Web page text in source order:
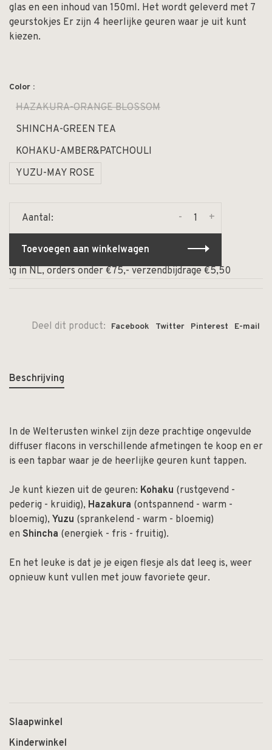
glas en een inhoud van 150ml. Het wordt geleverd met 7
geurstokjes Er zijn 4 heerlijke geuren waar je uit kunt
kiezen.
Color :
HAZAKURA-ORANGE BLOSSOM
SHINCHA-GREEN TEA
KOHAKU-AMBER&PATCHOULI
YUZU-MAY ROSE
Aantal: +
-
Toevoegen aan winkelwagen
in NL, orders onder €75,- verzendbijdrage €5,50
Deel dit product: Facebook Twitter Pinterest E-mail
Beschrijving
In de Welterusten winkel zijn deze prachtige ongevulde
diffuser flacons in verschillende afmetingen te koop en er
is een tapbar waar je de heerlijke geuren kunt tappen.
Je kunt kiezen uit de geuren: Kohaku (rustgevend -
pederig - kruidig), Hazakura (ontspannend - warm -
bloemig), Yuzu (sprankelend - warm - bloemig)
en Shincha (energiek - fris - fruitig).
En het leuke is dat je je eigen flesje als dat leeg is, weer
opnieuw kunt vullen met jouw favoriete geur.
Slaapwinkel
Kinderwinkel